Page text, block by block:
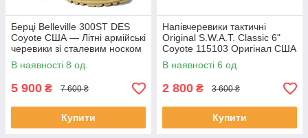
Берці Belleville 300ST DES
Coyote США — Літні армійські
черевики зі сталевим носком
(Steel Toe)
В наявності 8 од.
5 900 ₴ 7 600 ₴
Купити
Напівчеревики тактичні
Original S.W.A.T. Classic 6"
Coyote 115103 Оригінал США
В наявності 6 од.
2 800 ₴ 3 600 ₴
Купити